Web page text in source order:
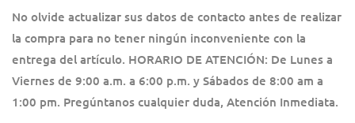
No olvide actualizar sus datos de contacto antes de realizar
la compra para no tener ningún inconveniente con la
entrega del artículo. HORARIO DE ATENCIÓN: De Lunes a
Viernes de 9:00 a.m. a 6:00 p.m. y Sábados de 8:00 am a
1:00 pm. Pregúntanos cualquier duda, Atención Inmediata.